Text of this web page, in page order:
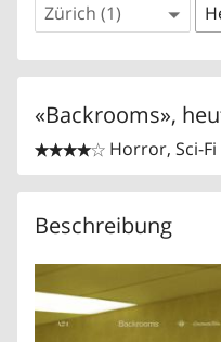
Zürich (1)
«Backrooms»,

 Horror, Sci-Fi
Beschreibung